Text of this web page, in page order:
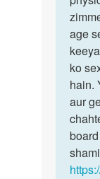
se
jyada
kisi…
age
ko
hain.
aur